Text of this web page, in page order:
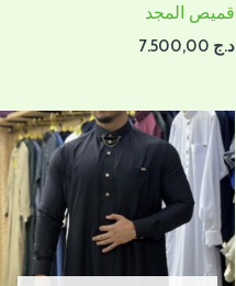
قميص المجد
د.ج